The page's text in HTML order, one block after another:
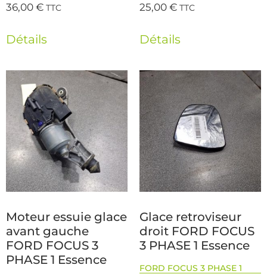
36,00€ TTC
Détails
25,00€ TTC
Détails
Moteur essuie glace
avant gauche
FORD FOCUS 3
PHASE 1 Essence
Glace retroviseur
droit FORD FOCUS
3 PHASE 1 Essence
FORD FOCUS 3 PHASE 1